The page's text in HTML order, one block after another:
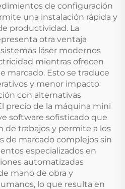
de configuración
una instalación rápida y
productividad. La
otra ventaja
láser modernos
mientras ofrecen
marcado. Esto se traduce
y menor impacto
con alternativas
precio de la máquina mini
software sofisticado que
de trabajos y permite a los
de marcado complejos sin
especializados en
automatizadas
mano de obra y
lo que resulta en